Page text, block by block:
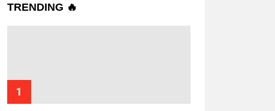
TRENDING 🔥